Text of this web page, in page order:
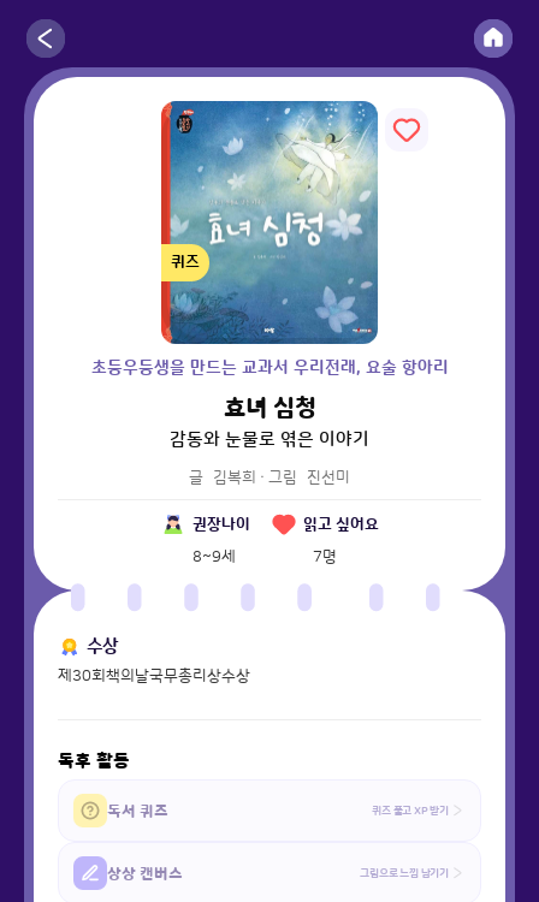
퀴즈
초등우등생을 만드는 교과서 우리전래, 요술 항아리
효녀 심청
감동와 눈물로 엮은 이야기
글 김복희 · 그림 진선미
권장나이
8~9세
읽고 싶어요
7명
수상
제30회책의날국무총리상수상
독후 활동
독서 퀴즈 퀴즈 풀고 XP 받기
상상 캔버스 그림으로 느낌 남기기